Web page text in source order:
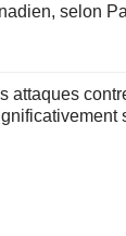
selon
attaques